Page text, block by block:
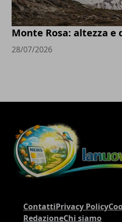
Monte Rosa: altezza e
28/07/2026
ContattiPrivacy Policy
RedazioneChi siamo